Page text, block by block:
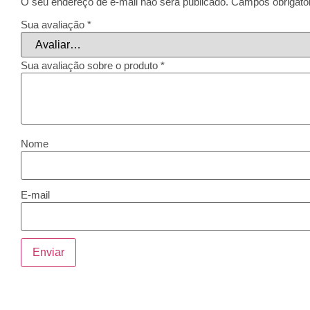
Sua avaliação *
Sua avaliação sobre o produto *
Nome
E-mail